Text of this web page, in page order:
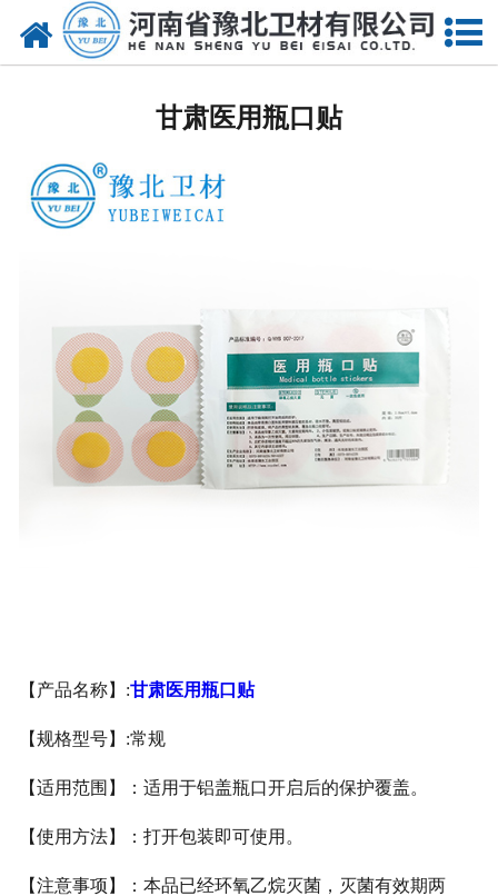
网站首页
甘肃医用口罩帽
甘肃医用包类
甘肃医用手套
甘肃医用瓶口贴
【产品名称】 :甘肃医用瓶口贴
【规格型号】 :常规
【适用范围】：适用于铝盖瓶口开启后的保护覆盖。
【使用方法】：打开包装即可使用。
【注意事项】：本品已经环氧乙烷灭菌，灭菌有效期两